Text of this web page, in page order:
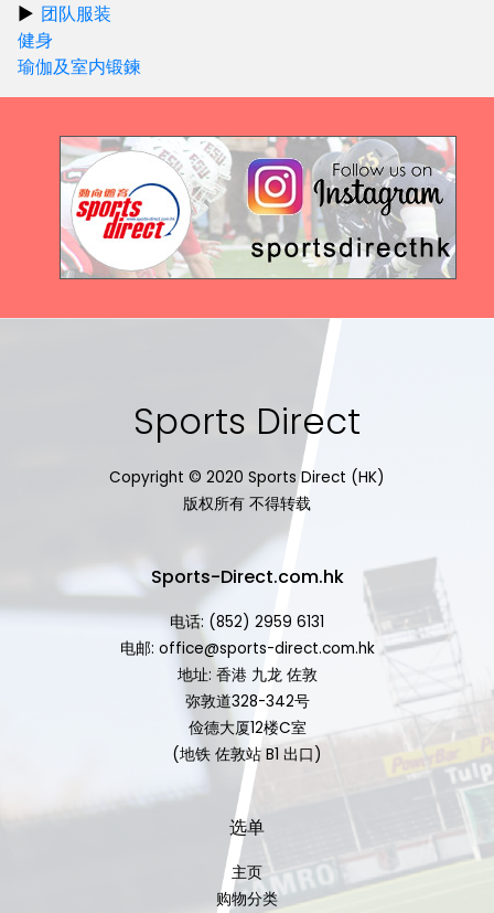
团队服装
健身
瑜伽及室内锻鍊
Sports Direct
Copyright © 2020 Sports Direct (HK)
版权所有 不得转载
Sports-Direct.com.hk
电话: (852) 2959 6131
电邮: office@sports-direct.com.hk
地址: 香港 九龙 佐敦
弥敦道328-342号
俭德大厦12楼C室
(地铁 佐敦站 B1 出口)
选单
主页
购物分类